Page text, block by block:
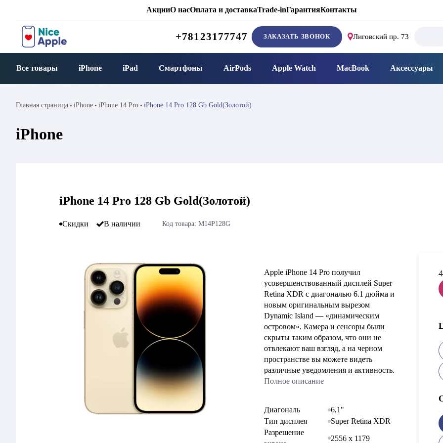
АкцииО насОплата и доставкаTrade-inГарантияКонтакты
+78123177747 ЗАКАЗАТЬ ЗВОНОК Лиговский пр. 73
Все товары iPhone iPad Смартфоны AirPods Apple Watch MacBook Аксессуары
Главная страница iPhone iPhone 14 Pro iPhone 14 Pro 128 Gb Gold(Золотой)
iPhone
iPhone 14 Pro 128 Gb Gold(Золотой)
Скидки В наличии Код товара: M14P128G
Apple iPhone 14 Pro получил
усовершенствованный дисплей Super
Retina XDR с диагональю 6.1 дюйма и
новым оригинальным вырезом
Dynamic Island — «динамическим
островом». Камера и сенсоры были
скрыты таким образом, что они не
отвлекают ваш взгляд, а на черном
пространстве вы можете видеть
различные уведомления и активность.
Полное описание
Диагональ
6,1"
Тип дисплея
Super Retina XDR
Разрешение
2556 x 1179